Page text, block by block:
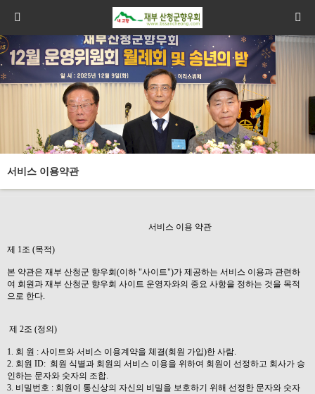
서비스 이용약관
서비스 이용 약관
제 1조 (목적)
본 약관은 재부 산청군 향우회(이하 "사이트")가 제공하는 서비스 이용과 관련하
여 회원과 재부 산청군 향우회 사이트 운영자와의 중요 사항을 정하는 것을 목적
으로 한다.
제 2조 (정의)
1. 회 원 : 사이트와 서비스 이용계약을 체결(회원 가입)한 사람.
2. 회원 ID: 회원 식별과 회원의 서비스 이용을 위하여 회원이 선정하고 회사가 승
인하는 문자와 숫자의 조합.
3. 비밀번호 : 회원이 통신상의 자신의 비밀을 보호하기 위해 선정한 문자와 숫자